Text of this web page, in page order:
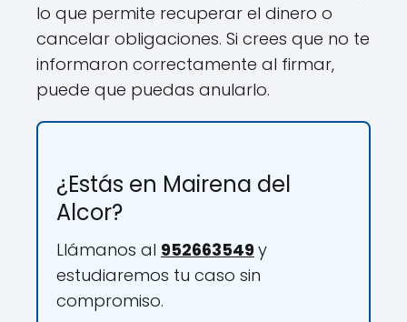
lo que permite recuperar el dinero o
cancelar obligaciones. Si crees que no te
informaron correctamente al firmar,
puede que puedas anularlo.
¿Estás en Mairena del
Alcor?
Llámanos al 952663549y
estudiaremos tu caso sin
compromiso.